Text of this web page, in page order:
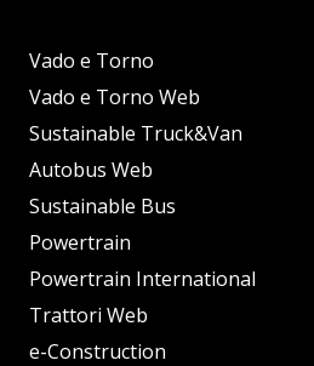
Vado e Torno
Vado e Torno Web
Sustainable Truck&Van
Autobus Web
Sustainable Bus
Powertrain
Powertrain International
Trattori Web
e-Construction